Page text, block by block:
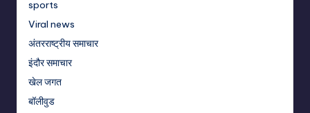
sports
Viral news
अंतरराष्ट्रीय समाचार
इंदौर समाचार
खेल जगत
बॉलीवुड